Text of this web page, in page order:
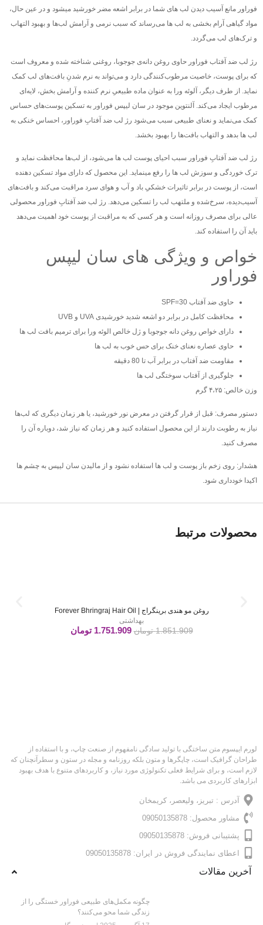
فوراور مانع آسیب دیدن لب‌ های شما در برابر اشعه مضر خورشید میشود و در عین حال،
مواد گیاهی آرام ‌بخشی به لب ‌ها می‌رساند که سبب نرمی و آرامش لب‌ها و بهبود التهاب
و ترک‌های لب می‌گردد.
رژ لب ضد آفتاب فوراور حاوی روغن دانه‌ی جوجوبا، روغنی شناخته شده و معروف است
که برای پوست، خاصیت مرطوب‌کنندگی دارد و می‌تواند به نرم شدنِ بافت‌های لب کمک
نماید. از طرف دیگر، آلوئه ورا به عنوان ماده‌ طبیعیِ نرم کننده و آرامش بخش، لایه‌ای
مرطوب ایجاد می‌کند. آلنتوین موجود در سان لیپس فوراور به تسکین پوست‌های حساس
کمک می‌نماید و نعنای طبیعی سبب می‌شود رژ لب ضد آفتابِ فوراور، احساس خنکی به
لب ها بدهد و التهاب بافت‌ها را بهبود بخشد.
رژ لب ضد آفتابِ فوراور سبب احیای پوست لب ‌ها می‌شود، از لب‌ها محافظت نماید و
ترک‌ خوردگی و سوزش لب‌ ها را رفع مینماید. این محصول که دارای مواد تسکین دهنده
است، از پوست در برابر تاثیرات خشکیِ باد و آب و هوای سرد مراقبت می‌کند و بافت‌های
آسیب‌دیده، سرخ‌شده و ملتهب لب را تسکین می‌دهد. رژ لب ضد آفتابِ فوراور محصولی
عالی برای مصرف روزانه است و هر کسی که به مراقبت از پوست خود اهمیت می‌دهد
باید آن را استفاده کند.
خواص و ویژگی های سان لیپس
فوراور
حاوی ضد آفتاب SPF=30
محافظت کامل در برابر دو اشعه شدید خورشیدی UVA و UVB
دارای خواص روغن دانه جوجوبا و ژل خالص الوئه ورا برای ترمیم بافت لب ها
حاوی عصاره نعنای خنک برای حس خوب به لب ها
مقاومت ضد آفتاب در برابر آب تا 80 دقیقه
جلوگیری از آفتاب سوختگی لب ها
وزن خالص: ۴،۲۵ گرم
دستور مصرف: قبل از قرار گرفتن در معرض نور خورشید، یا هر زمان دیگری که لب‌ها
نیاز به رطوبت دارند از این محصول استفاده کنید و هر زمان که نیاز شد، دوباره آن را
مصرف کنید.
هشدار: روی زخم باز پوست و لب ها استفاده نشود و از مالیدن سان لیپس به چشم ها
اکیدا خودداری شود.
محصولات مرتبط
روغن مو هندی برینگراج | Forever Bhringraj Hair Oil
بهداشتی
1.851.909 تومان 1.751.909 تومان
لورم ایپسوم متن ساختگی با تولید سادگی نامفهوم از صنعت چاپ، و با استفاده از
طراحان گرافیک است، چاپگرها و متون بلکه روزنامه و مجله در ستون و سطرآنچنان که
لازم است، و برای شرایط فعلی تکنولوژی مورد نیاز، و کاربردهای متنوع با هدف بهبود
ابزارهای کاربردی می باشد.
آدرس : تبریز، ولیعصر، کریمخان
مشاور محصول: 09050135878
پشتیبانی فروش: 09050135878
اعطای نمایندگی فروش در ایران: 09050135878
آخرین مقالات
چگونه مکمل‌های طبیعی فوراور خستگی را از
زندگی شما محو می‌کنند؟